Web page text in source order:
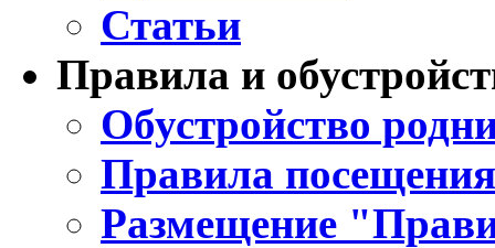
Статьи
Правила и
Обустройство
Правила
Размещение